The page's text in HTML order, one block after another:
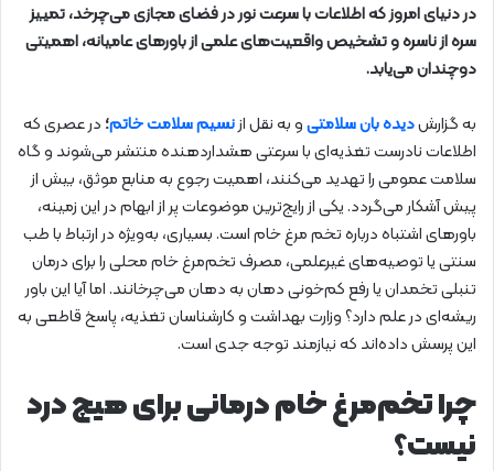
در دنیای امروز که اطلاعات با سرعت نور در فضای مجازی می‌چرخد، تمییز
سره از ناسره و تشخیص واقعیت‌های علمی از باورهای عامیانه، اهمیتی
دوچندان می‌یابد.
به گزارشدیده بان سلامتیو به نقل ازنسیم سلامت خاتم؛ در عصری که
اطلاعات نادرست تغذیه‌ای با سرعتی هشداردهنده منتشر می‌شوند و گاه
سلامت عمومی را تهدید می‌کنند، اهمیت رجوع به منابع موثق، بیش از
پیش آشکار می‌گردد. یکی از رایج‌ترین موضوعات پر از ابهام در این زمینه،
باورهای اشتباه درباره تخم مرغ خام است. بسیاری، به‌ویژه در ارتباط با طب
سنتی یا توصیه‌های غیرعلمی، مصرف تخم‌مرغ خام محلی را برای درمان
تنبلی تخمدان یا رفع کم‌خونی دهان به دهان می‌چرخانند. اما آیا این باور
ریشه‌ای در علم دارد؟ وزارت بهداشت و کارشناسان تغذیه، پاسخ قاطعی به
این پرسش داده‌اند که نیازمند توجه جدی است.
چرا تخم‌مرغ خام درمانی برای هیچ درد
نیست؟